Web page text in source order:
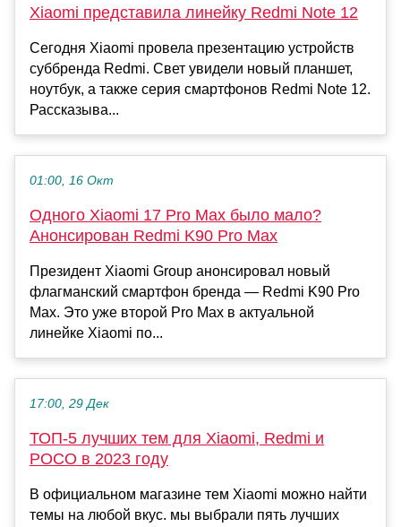
Xiaomi представила линейку Redmi Note 12
Сегодня Xiaomi провела презентацию устройств
суббренда Redmi. Свет увидели новый планшет,
ноутбук, а также серия смартфонов Redmi Note 12.
Рассказыва...
01:00, 16 Окт
Одного Xiaomi 17 Pro Max было мало?
Анонсирован Redmi K90 Pro Max
Президент Xiaomi Group анонсировал новый
флагманский смартфон бренда — Redmi K90 Pro
Max. Это уже второй Pro Max в актуальной
линейке Xiaomi по...
17:00, 29 Дек
ТОП-5 лучших тем для Xiaomi, Redmi и
POCO в 2023 году
В официальном магазине тем Xiaomi можно найти
темы на любой вкус. мы выбрали пять лучших